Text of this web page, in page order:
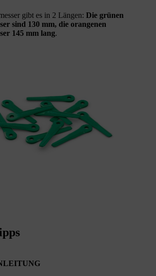
gibt es in 2 Längen: Die grünen
sind 130 mm, die orangenen
145 mm lang.